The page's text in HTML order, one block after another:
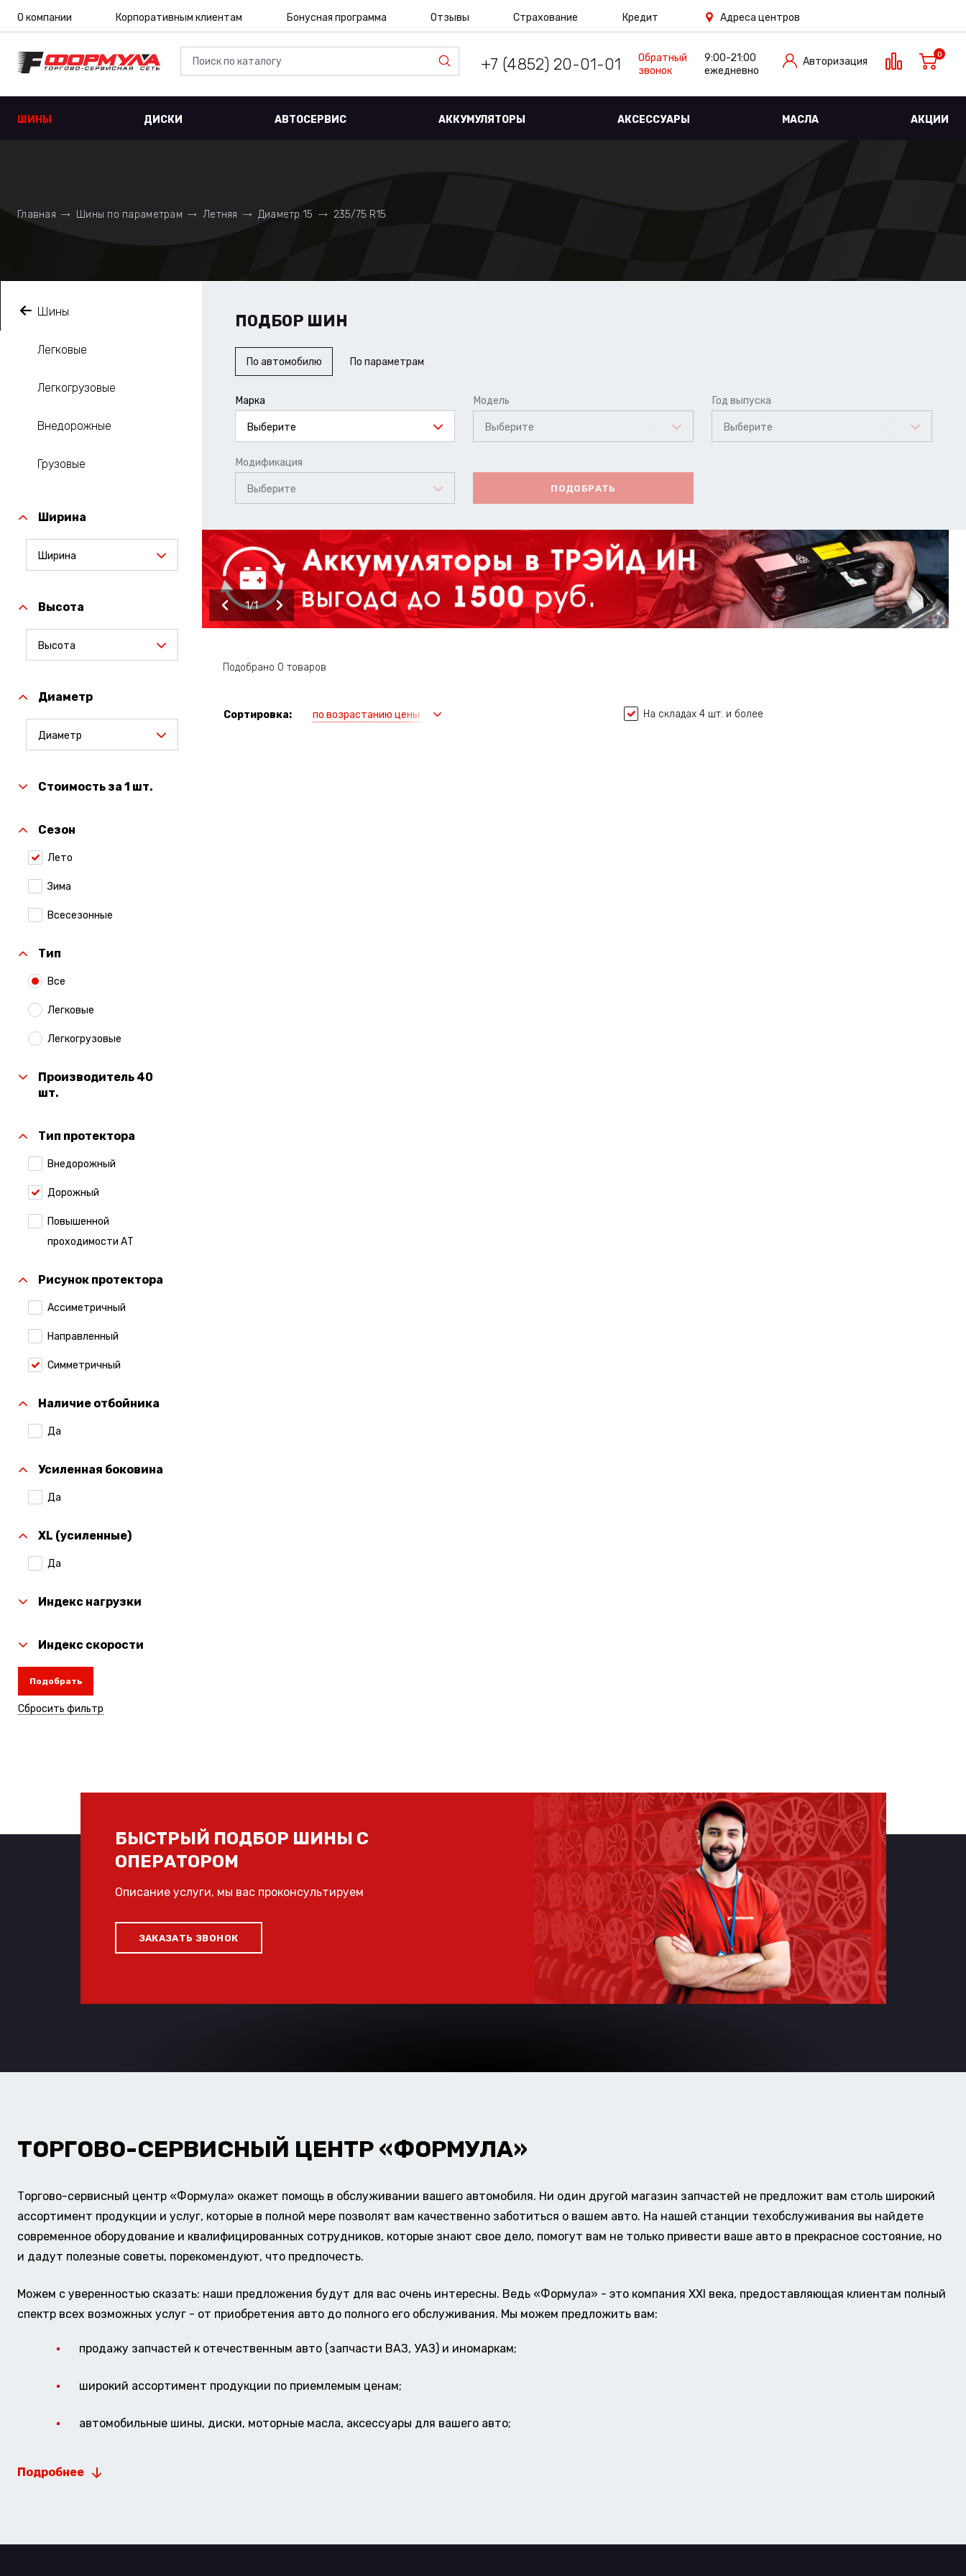
О компании Корпоративным клиентам Бонусная программа Отзывы Страхование Кредит Адреса центров
+7 (4852) 20-01-01
Обратный
звонок
9:00-21:00
ежедневно
Авторизация
0
ШИНЫ ДИСКИ АВТОСЕРВИС АККУМУЛЯТОРЫ АКСЕССУАРЫ МАСЛА АКЦИИ
Главная Шины по параметрам Летняя Диаметр 15 235/75 R15
Шины
Легковые
Легкогрузовые
Внедорожные
Грузовые
Ширина
Ширина
Высота
Высота
Диаметр
Диаметр
Стоимость за 1 шт.
Сезон
Лето
Зима
Всесезонные
Тип
Все
Легковые
Легкогрузовые
Производитель 40
шт.
Тип протектора
Внедорожный
Дорожный
Повышенной
проходимости АТ
Рисунок протектора
Ассиметричный
Направленный
Симметричный
Наличие отбойника
Да
Усиленная боковина
Да
XL (усиленные)
Да
Индекс нагрузки
Индекс скорости
Подобрать
Сбросить фильтр
ПОДБОР ШИН
По автомобилю По параметрам
Марка
Выберите
Модель
Выберите
Год выпуска
Выберите
Модификация
Выберите ПОДОБРАТЬ
1 1
Подобрано 0 товаров
Сортировка: по возрастанию цены На складах 4 шт. и более
БЫСТРЫЙ ПОДБОР ШИНЫ С
ОПЕРАТОРОМ
Описание услуги, мы вас проконсультируем
ЗАКАЗАТЬ ЗВОНОК
ТОРГОВО-СЕРВИСНЫЙ ЦЕНТР «ФОРМУЛА»
Торгово-сервисный центр «Формула» окажет помощь в обслуживании вашего автомобиля. Ни один другой магазин запчастей не предложит вам столь широкий
ассортимент продукции и услуг, которые в полной мере позволят вам качественно заботиться о вашем авто. На нашей станции техобслуживания вы найдете
современное оборудование и квалифицированных сотрудников, которые знают свое дело, помогут вам не только привести ваше авто в прекрасное состояние, но
и дадут полезные советы, порекомендуют, что предпочесть.
Можем с уверенностью сказать: наши предложения будут для вас очень интересны. Ведь «Формула» - это компания XXI века, предоставляющая клиентам полный
спектр всех возможных услуг - от приобретения авто до полного его обслуживания. Мы можем предложить вам:
продажу запчастей к отечественным авто (запчасти ВАЗ, УАЗ) и иномаркам;
широкий ассортимент продукции по приемлемым ценам;
автомобильные шины, диски, моторные масла, аксессуары для вашего авто;
Подробнее